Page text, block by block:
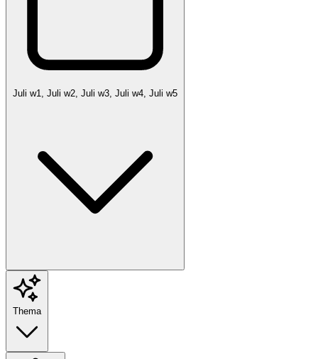
Juli w1, Juli w2, Juli w3, Juli w4, Juli w5
Thema